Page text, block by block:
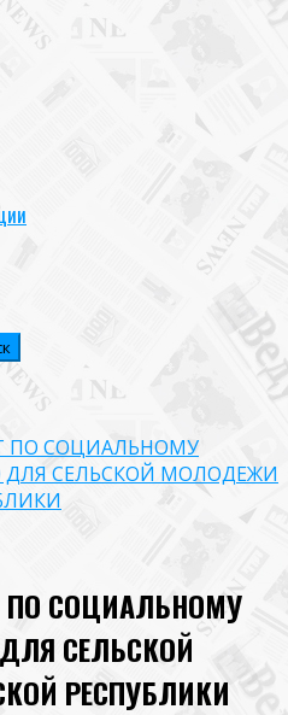
ПО СОЦИАЛЬНОМУ
СЕЛЬСКОЙ МОЛОДЕЖИ
ПО СОЦИАЛЬНОМУ
СЕЛЬСКОЙ
РЕСПУБЛИКИ